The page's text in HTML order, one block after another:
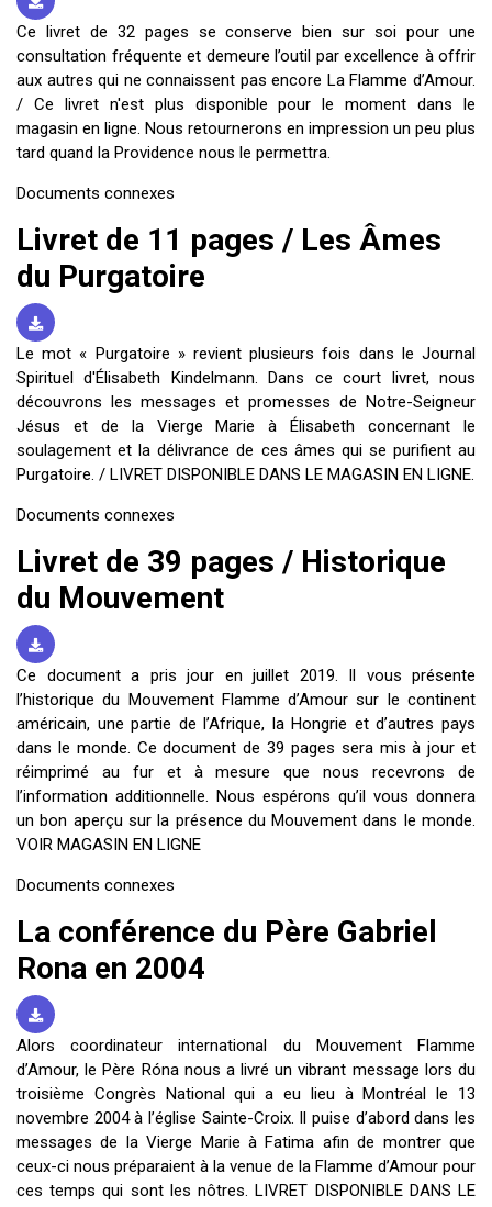
Ce livret de 32 pages se conserve bien sur soi pour une
consultation fréquente et demeure l’outil par excellence à offrir
aux autres qui ne connaissent pas encore La Flamme d’Amour.
/ Ce livret n'est plus disponible pour le moment dans le
magasin en ligne. Nous retournerons en impression un peu plus
tard quand la Providence nous le permettra.
Documents connexes
Livret de 11 pages / Les Âmes
du Purgatoire
Le mot « Purgatoire » revient plusieurs fois dans le Journal
Spirituel d'Élisabeth Kindelmann. Dans ce court livret, nous
découvrons les messages et promesses de Notre-Seigneur
Jésus et de la Vierge Marie à Élisabeth concernant le
soulagement et la délivrance de ces âmes qui se purifient au
Purgatoire. / LIVRET DISPONIBLE DANS LE MAGASIN EN LIGNE.
Documents connexes
Livret de 39 pages / Historique
du Mouvement
Ce document a pris jour en juillet 2019. Il vous présente
l’historique du Mouvement Flamme d’Amour sur le continent
américain, une partie de l’Afrique, la Hongrie et d’autres pays
dans le monde. Ce document de 39 pages sera mis à jour et
réimprimé au fur et à mesure que nous recevrons de
l’information additionnelle. Nous espérons qu’il vous donnera
un bon aperçu sur la présence du Mouvement dans le monde.
VOIR MAGASIN EN LIGNE
Documents connexes
La conférence du Père Gabriel
Rona en 2004
Alors coordinateur international du Mouvement Flamme
d’Amour, le Père Róna nous a livré un vibrant message lors du
troisième Congrès National qui a eu lieu à Montréal le 13
novembre 2004 à l’église Sainte-Croix. Il puise d’abord dans les
messages de la Vierge Marie à Fatima afin de montrer que
ceux-ci nous préparaient à la venue de la Flamme d’Amour pour
ces temps qui sont les nôtres. LIVRET DISPONIBLE DANS LE